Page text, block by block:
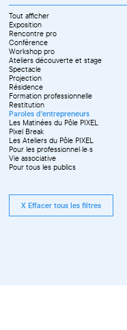
Tout afficher
Exposition
Rencontre pro
Conférence
Workshop pro
Ateliers découverte et stage
Spectacle
Projection
Résidence
Formation professionnelle
Restitution
Paroles d'entrepreneurs
Les Matinées du Pôle PIXEL
Pixel Break
Les Ateliers du Pôle PIXEL
Pour les professionnel·le·s
Vie associative
Pour tous les publics
X Effacer tous les filtres